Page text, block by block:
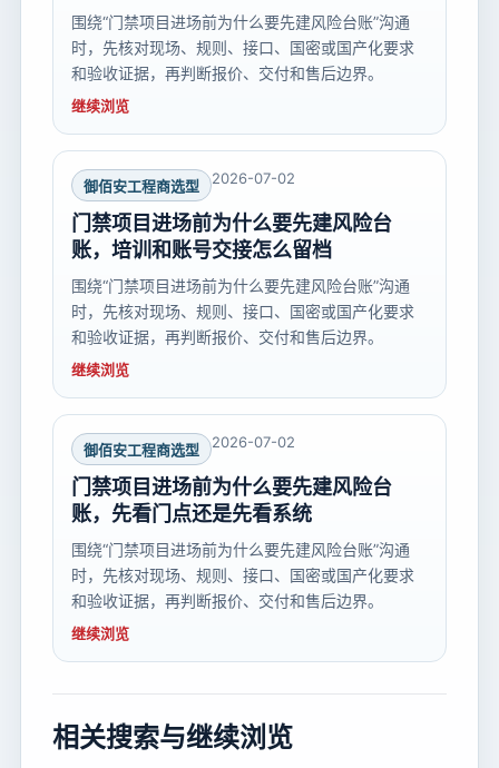
围绕“门禁项目进场前为什么要先建风险台账”沟通
时，先核对现场、规则、接口、国密或国产化要求
和验收证据，再判断报价、交付和售后边界。
继续浏览
御佰安工程商选型 2026-07-02
门禁项目进场前为什么要先建风险台
账，培训和账号交接怎么留档
围绕“门禁项目进场前为什么要先建风险台账”沟通
时，先核对现场、规则、接口、国密或国产化要求
和验收证据，再判断报价、交付和售后边界。
继续浏览
御佰安工程商选型 2026-07-02
门禁项目进场前为什么要先建风险台
账，先看门点还是先看系统
围绕“门禁项目进场前为什么要先建风险台账”沟通
时，先核对现场、规则、接口、国密或国产化要求
和验收证据，再判断报价、交付和售后边界。
继续浏览
相关搜索与继续浏览